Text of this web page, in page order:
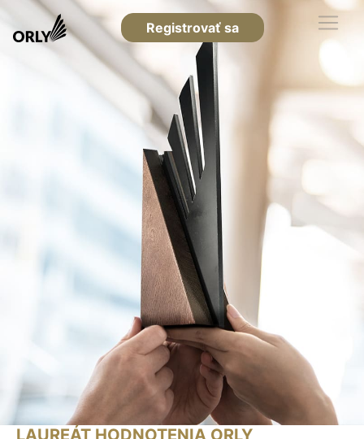
Registrovať sa
LAUREÁT HODNOTENIA ORLY